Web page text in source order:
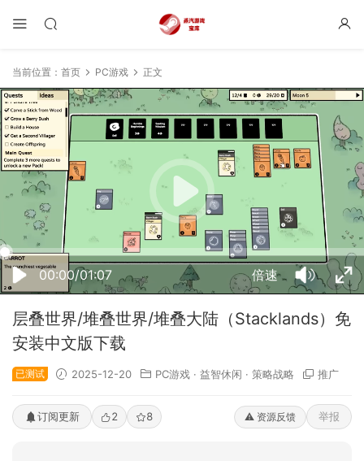
当前位置： 首页 PC游戏 正文
00:00/01:07 倍速
50% 75% 100%
层叠世界/堆叠世界/堆叠大陆（Stacklands）免
安装中文版下载
已测试 2025-12-20 PC游戏 · 益智休闲 · 策略战略 推广
订阅更新 2 8 ⚠️ 资源反馈 举报